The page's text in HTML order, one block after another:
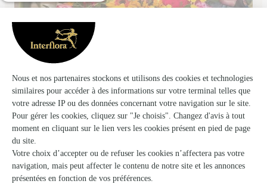
A Fleur D’eau
Gergy
6, place Mugnier
Voir la boutique